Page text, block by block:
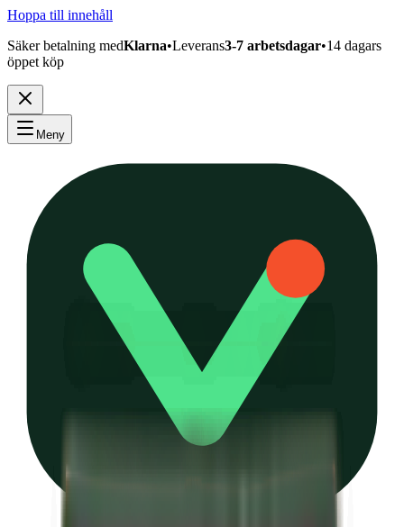
Hoppa till innehåll
Säker betalning medKlarna•Leverans3-7 arbetsdagar•14 dagars
öppet köp
Meny